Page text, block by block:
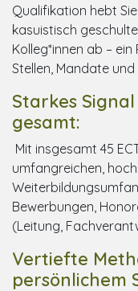
Qualifikation hebt
kasuistisch
Kolleg*innen ab –
Stellen, Mandate
Starkes Signal
gesamt:
Mit insgesamt 45
umfangreichen,
Bewerbungen,
(Leitung,
Vertiefte
persönlichem